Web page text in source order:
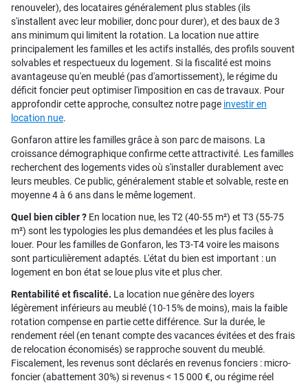
renouveler), des locataires généralement plus stables (ils
s'installent avec leur mobilier, donc pour durer), et des baux de 3
ans minimum qui limitent la rotation. La location nue attire
principalement les familles et les actifs installés, des profils souvent
solvables et respectueux du logement. Si la fiscalité est moins
avantageuse qu'en meublé (pas d'amortissement), le régime du
déficit foncier peut optimiser l'imposition en cas de travaux. Pour
approfondir cette approche, consultez notre page investir en
location nue.
Gonfaron attire les familles grâce à son parc de maisons. La
croissance démographique confirme cette attractivité. Les familles
recherchent des logements vides où s'installer durablement avec
leurs meubles. Ce public, généralement stable et solvable, reste en
moyenne 4 à 6 ans dans le même logement.
Quel bien cibler ? En location nue, les T2 (40-55 m²) et T3 (55-75
m²) sont les typologies les plus demandées et les plus faciles à
louer. Pour les familles de Gonfaron, les T3-T4 voire les maisons
sont particulièrement adaptés. L'état du bien est important : un
logement en bon état se loue plus vite et plus cher.
Rentabilité et fiscalité. La location nue génère des loyers
légèrement inférieurs au meublé (10-15% de moins), mais la faible
rotation compense en partie cette différence. Sur la durée, le
rendement réel (en tenant compte des vacances évitées et des frais
de relocation économisés) se rapproche souvent du meublé.
Fiscalement, les revenus sont déclarés en revenus fonciers : micro-
foncier (abattement 30%) si revenus < 15 000 €, ou régime réel